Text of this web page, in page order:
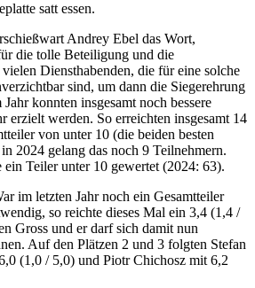
satt essen.
Andrey Ebel das Wort,
die tolle Beteiligung und die
Diensthabenden, die für eine solche
sind, um dann die Siegerehrung
konnten insgesamt noch bessere
erzielt werden. So erreichten insgesamt 14
von unter 10 (die beiden besten
2024 gelang das noch 9 Teilnehmern.
ein Teiler unter 10 gewertet (2024: 63).
im letzten Jahr noch ein Gesamtteiler
so reichte dieses Mal ein 3,4 (1,4 /
Gross und er darf sich damit nun
Auf den Plätzen 2 und 3 folgten Stefan
(1,0 / 5,0) und Piotr Chichosz mit 6,2